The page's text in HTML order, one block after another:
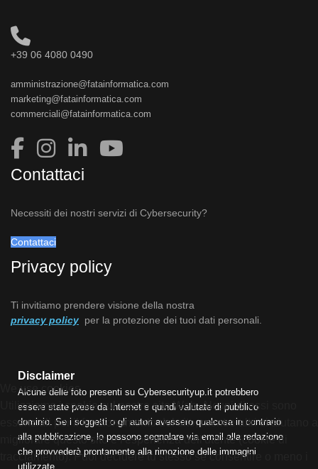
+39 06 4080 0490
amministrazione@fatainformatica.com
marketing@fatainformatica.com
commerciali@fatainformatica.com
Contattaci
Necessiti dei nostri servizi di Cybersecurity?
Contattaci
Privacy policy
Ti invitiamo prendere visione della nostra
privacy policy per la protezione dei tuoi dati personali.
Disclaimer
Alcune delle foto presenti su Cybersecurityup.it potrebbero
essere state prese da Internet e quindi valutate di pubblico
dominio. Se i soggetti o gli autori avessero qualcosa in contrario
alla pubblicazione, lo possono segnalare via email alla redazione
che provvederà prontamente alla rimozione delle immagini
utilizzate.
We use cookies
Utilizziamo i cookie sul nostro sito Web. Alcuni di essi sono
essenziali per il funzionamento del sito, mentre altri ci aiutano a
migliorare questo sito e l'esperienza dell'utente (cookie di
tracciamento). Puoi decidere tu stesso se consentire o meno i